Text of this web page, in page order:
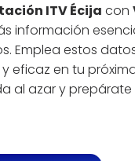
ITV Écija con
información
Emplea estos
eficaz en tu
al azar y